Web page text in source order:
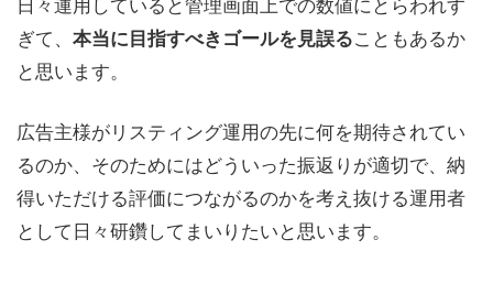
ぎて、 本当に目指すべきゴールを見誤ることもあるか
と思います。
広告主様がリスティング運用の先に何を期待されてい
るのか、そのためにはどういった振返りが適切で、納
得いただける評価につながるのかを考え抜ける運用者
として日々研鑽してまいりたいと思います。